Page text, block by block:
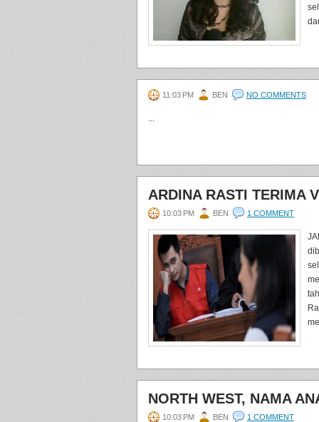
11:03 PM BEN NO COMMENTS
...
ARDINA RASTI TERIMA
10:03 PM BEN 1 COMMENT
NORTH WEST, NAMA
10:03 PM BEN 1 COMMENT